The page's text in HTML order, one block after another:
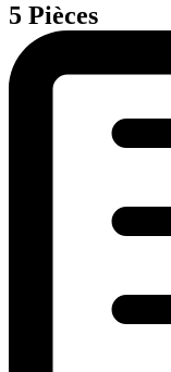
5 Pièces